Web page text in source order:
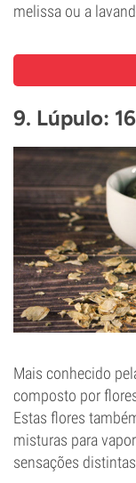
melissa ou a
9. Lúpulo:
Mais conhecido
composto por
Estas flores
misturas para
sensações